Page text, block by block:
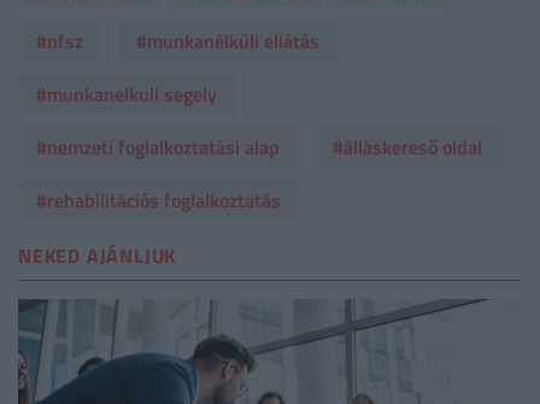
#nfsz
#munkanélküli ellátás
#munkanelkuli segely
#nemzeti foglalkoztatási alap
#álláskereső oldal
#rehabilitációs foglalkoztatás
NEKED AJÁNLJUK